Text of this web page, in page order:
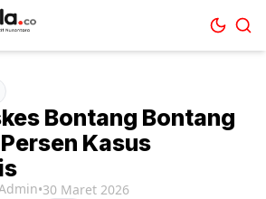
Bontang Bontang
Kasus
•30 Maret 2026